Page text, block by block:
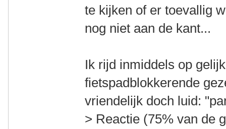
te kijken of er toevallig
nog niet aan de kant...
Ik rijd inmiddels op
fietspadblokkerende
vriendelijk doch luid:
> Reactie (75% van de